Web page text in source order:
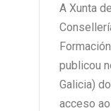
A Xunta
publicou
Galicia)
acceso